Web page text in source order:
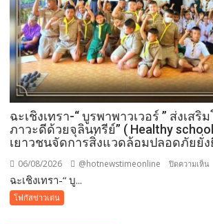
ฉะเชิงเทรา-​“ บูรพาพาวเวอร์ ” ส่งเสริ
ภาวะดีด้วยจุลินทรีย์” ( Healthy
เยาวชนจัดการสิ่งแวดล้อมปลอดภัยยั่
06/08/2026 @hotnewstimeonline ปิดความเห็น
ฉะเชิงเทรา-​“ บู...
โฟกัสข่าวเด่น